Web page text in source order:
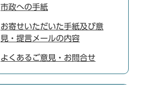
市政への手紙
お寄せいただいた手紙及び意
見・提言メールの内容
よくあるご意見・お問合せ